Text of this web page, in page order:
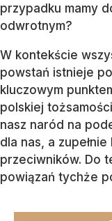
przypadku mamy
odwrotnym?
W kontekście
powstań istnieje
kluczowym
polskiej
nasz naród na
dla nas, a
przeciwników. Do
powiązań tychże